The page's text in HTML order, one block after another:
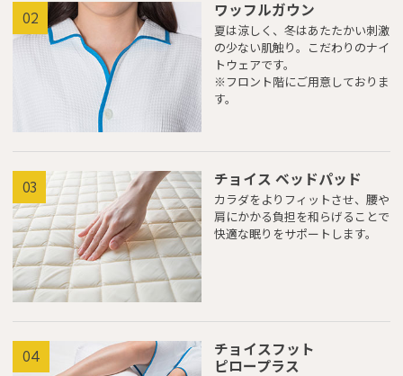
Close
02 ワッフルガウン
夏は涼しく、冬はあたたかい刺激
の少ない肌触り。こだわりのナイ
トウェアです。
※フロント階にご用意しておりま
す。
03 チョイス ベッドパッド
カラダをよりフィットさせ、腰や
肩にかかる負担を和らげることで
快適な眠りをサポートします。
04
チョイスフット
ピロープラス